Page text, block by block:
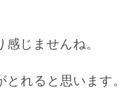
じませんね。
れると思います。